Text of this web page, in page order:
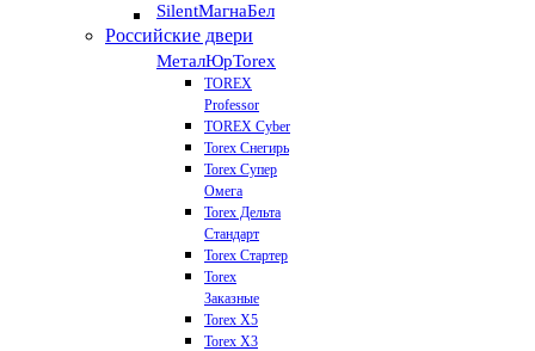
SilentМагнаБел
Российские двери
МеталЮрTorex
TOREX
Professor
TOREX Cyber
Torex Снегирь
Torex Супер
Омега
Torex Дельта
Стандарт
Torex Стартер
Torex
Заказные
Torex Х5
Torex Х3